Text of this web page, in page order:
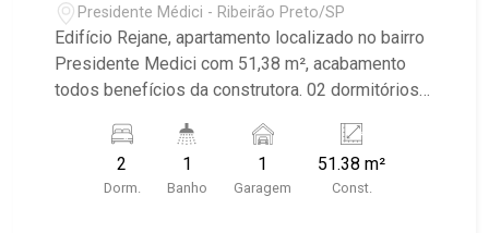
Presidente Médici - Ribeirão Preto/SP
Edifício Rejane, apartamento localizado no bairro
Presidente Medici com 51,38 m², acabamento
todos benefícios da construtora. 02 dormitórios
ambiente, wc social, cozinha completa em
armários, lavanderia, 01 vaga . Próximo a
padarias, supermercado, farmácia, Shopping,
2
Dorm.
1
Banho
1
Garagem
51.38 m²
Const.